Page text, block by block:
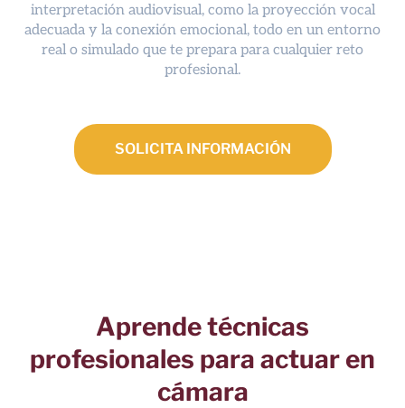
interpretación audiovisual, como la proyección vocal
adecuada y la conexión emocional, todo en un entorno
real o simulado que te prepara para cualquier reto
profesional.
SOLICITA INFORMACIÓN
Aprende técnicas
profesionales para actuar en
cámara